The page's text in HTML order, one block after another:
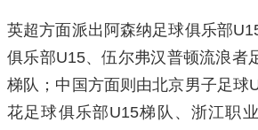
英超方面派出阿森纳足球俱乐部
俱乐部U15、伍尔弗汉普顿流浪者
梯队；中国方面则由北京男子足球
花足球俱乐部U15梯队、浙江职